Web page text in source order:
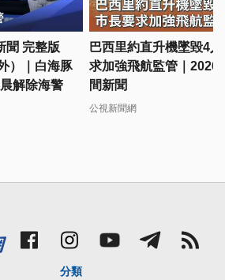
聞 完整版
）｜白海豚
解除海警
巴西里約直升機墜毀4
求加強飛航監管｜
間新聞
公視新聞網
分類